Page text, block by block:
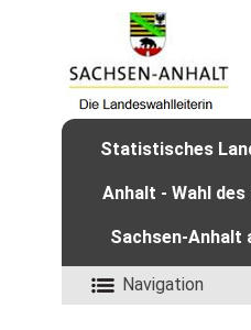
Statistisches
Anhalt - Wahl
Sachsen-Anhalt
Navigation